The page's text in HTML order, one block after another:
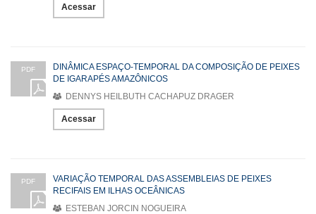
Acessar
PDF
DINÂMICA ESPAÇO-TEMPORAL DA COMPOSIÇÃO DE PEIXES
DE IGARAPÉS AMAZÔNICOS
DENNYS HEILBUTH CACHAPUZ DRAGER
Acessar
PDF
VARIAÇÃO TEMPORAL DAS ASSEMBLEIAS DE PEIXES
RECIFAIS EM ILHAS OCEÂNICAS
ESTEBAN JORCIN NOGUEIRA